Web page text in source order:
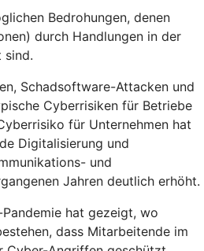
Bedrohungen, denen
durch Handlungen in der
sind.
Schadsoftware-Attacken und
Cyberrisiken für Betriebe
für Unternehmen hat
Digitalisierung und
und
Jahren deutlich erhöht.
hat gezeigt, wo
dass Mitarbeitende im